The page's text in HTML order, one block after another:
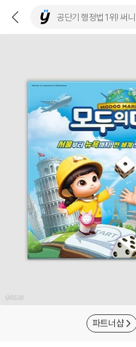
파트너샵